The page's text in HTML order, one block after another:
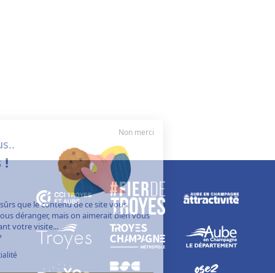
Salut c'est nous..
les cookies !
On a attendu d'être sûrs que le contenu de ce site vous
intéresse avant de vous déranger, mais on aimerait bien vous
accompagner pendant votre visite...
C'est OK pour vous ?
Politique de confidentialité